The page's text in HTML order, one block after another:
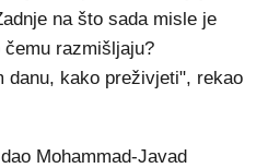
na što sada misle je
razmišljaju?
danu, kako preživjeti", rekao
Mohammad-Javad